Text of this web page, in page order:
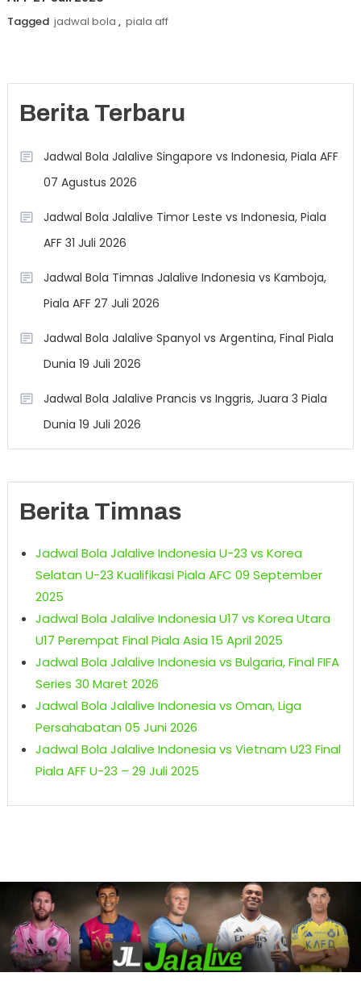
Tagged jadwal bola , piala aff
Berita Terbaru
Jadwal Bola Jalalive Singapore vs Indonesia, Piala AFF
07 Agustus 2026
Jadwal Bola Jalalive Timor Leste vs Indonesia, Piala
AFF 31 Juli 2026
Jadwal Bola Timnas Jalalive Indonesia vs Kamboja,
Piala AFF 27 Juli 2026
Jadwal Bola Jalalive Spanyol vs Argentina, Final Piala
Dunia 19 Juli 2026
Jadwal Bola Jalalive Prancis vs Inggris, Juara 3 Piala
Dunia 19 Juli 2026
Berita Timnas
Jadwal Bola Jalalive Indonesia U-23 vs Korea
Selatan U-23 Kualifikasi Piala AFC 09 September
2025
Jadwal Bola Jalalive Indonesia U17 vs Korea Utara
U17 Perempat Final Piala Asia 15 April 2025
Jadwal Bola Jalalive Indonesia vs Bulgaria, Final FIFA
Series 30 Maret 2026
Jadwal Bola Jalalive Indonesia vs Oman, Liga
Persahabatan 05 Juni 2026
Jadwal Bola Jalalive Indonesia vs Vietnam U23 Final
Piala AFF U-23 – 29 Juli 2025